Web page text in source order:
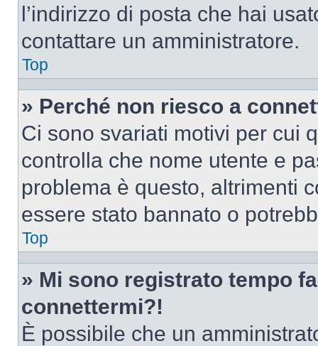
l’indirizzo di posta che hai
contattare un amministratore.
Top
» Perché non riesco a
Ci sono svariati motivi per cui
controlla che nome utente e
problema è questo, altrimenti
essere stato bannato o
Top
» Mi sono registrato tempo
connettermi?!
È possibile che un